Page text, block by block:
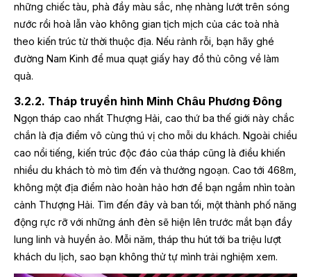
những chiếc tàu, phà đầy màu sắc, nhẹ nhàng lướt trên sóng
nước rồi hoà lẫn vào không gian tịch mịch của các toà nhà
theo kiến trúc từ thời thuộc địa. Nếu rảnh rỗi, bạn hãy ghé
đường Nam Kinh để mua quạt giấy hay đồ thủ công về làm
quà.
3.2.2. Tháp truyền hình Minh Châu Phương Đông
Ngọn tháp cao nhất Thượng Hải, cao thứ ba thế giới này chắc
chắn là địa điểm vô cùng thú vị cho mỗi du khách. Ngoài chiều
cao nổi tiếng, kiến trúc độc đáo của tháp cũng là điều khiến
nhiều du khách tò mò tìm đến và thưởng ngoạn. Cao tới 468m,
không một địa điểm nào hoàn hảo hơn để bạn ngắm nhìn toàn
cảnh Thượng Hải. Tìm đến đây và ban tối, một thành phố năng
động rực rỡ với những ánh đèn sẽ hiện lên trước mắt bạn đầy
lung linh và huyền ảo. Mỗi năm, tháp thu hút tới ba triệu lượt
khách du lịch, sao bạn không thử tự mình trải nghiệm xem.